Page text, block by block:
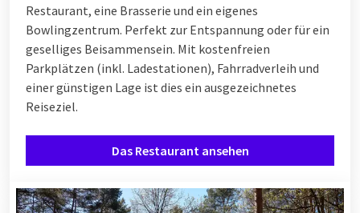
Restaurant, eine Brasserie und ein eigenes
Bowlingzentrum. Perfekt zur Entspannung oder für ein
geselliges Beisammensein. Mit kostenfreien
Parkplätzen (inkl. Ladestationen), Fahrradverleih und
einer günstigen Lage ist dies ein ausgezeichnetes
Reiseziel.
Das Restaurant ansehen